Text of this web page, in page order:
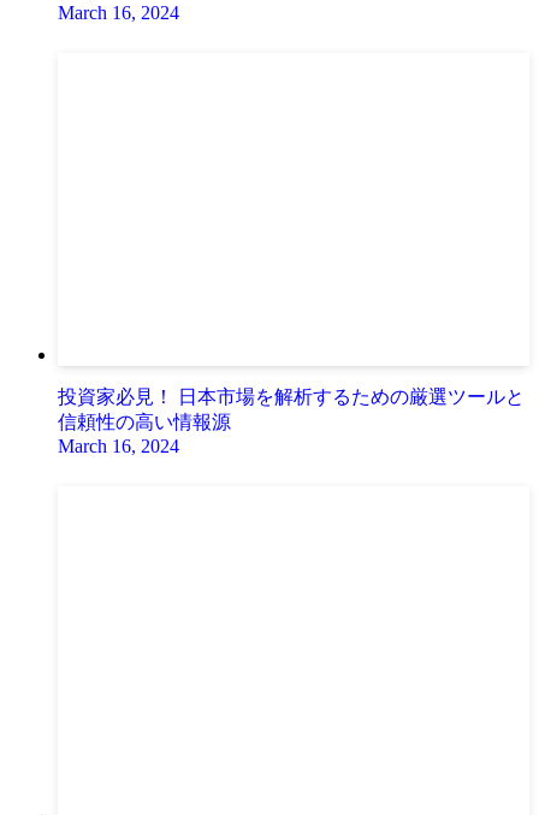
March 16, 2024
投資家必見！ 日本市場を解析するための厳選ツールと
信頼性の高い情報源
March 16, 2024